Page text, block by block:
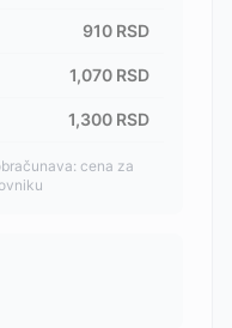
910 RSD
1,070 RSD
1,300 RSD
cena za